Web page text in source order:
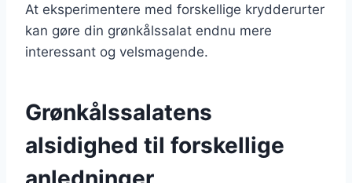
At eksperimentere med forskellige krydderurter
kan gøre din grønkålssalat endnu mere
interessant og velsmagende.
Grønkålssalatens
alsidighed til forskellige